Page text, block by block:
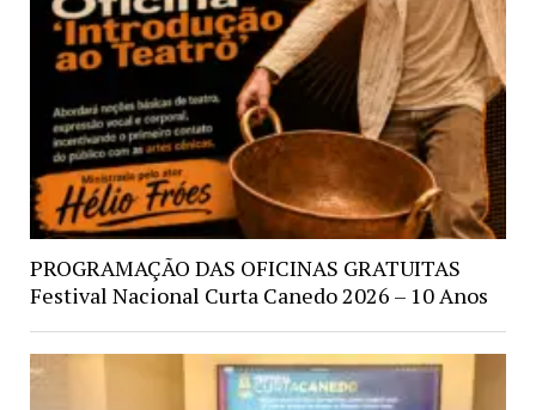
PROGRAMAÇÃO DAS OFICINAS GRATUITAS
Festival Nacional Curta Canedo 2026 – 10 Anos